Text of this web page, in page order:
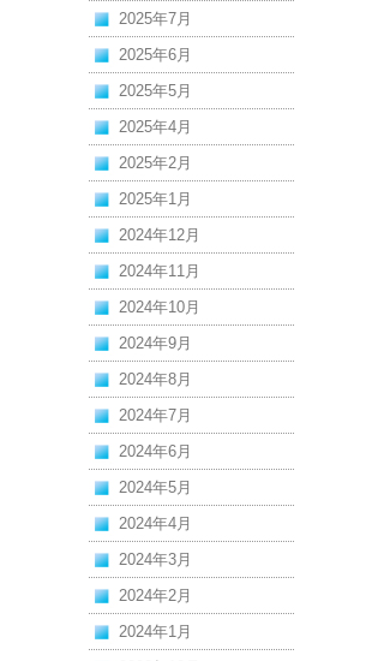
2025年7月
2025年6月
2025年5月
2025年4月
2025年2月
2025年1月
2024年12月
2024年11月
2024年10月
2024年9月
2024年8月
2024年7月
2024年6月
2024年5月
2024年4月
2024年3月
2024年2月
2024年1月